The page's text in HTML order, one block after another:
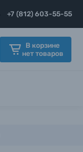
+7 (812) 603-55-55
В корзине
нет товаров